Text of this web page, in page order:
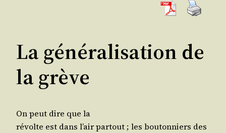
La généralisation de
la grève
On peut dire que la
révolte est dans l’air par­tout ; les bou­ton­niers des